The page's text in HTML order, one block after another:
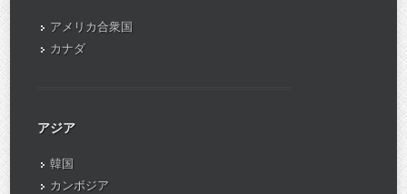
アメリカ合衆国
カナダ
アジア
韓国
カンボジア